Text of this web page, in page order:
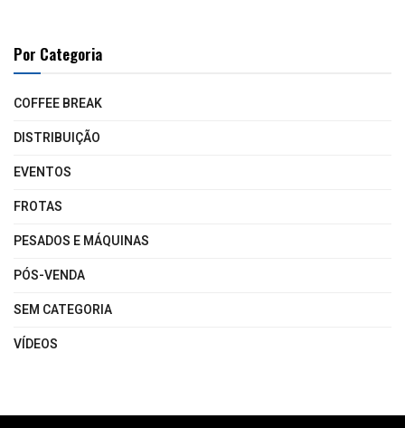
Por Categoria
COFFEE BREAK
DISTRIBUIÇÃO
EVENTOS
FROTAS
PESADOS E MÁQUINAS
PÓS-VENDA
SEM CATEGORIA
VÍDEOS